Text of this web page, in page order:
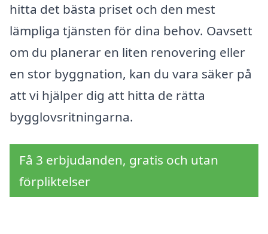
hitta det bästa priset och den mest
lämpliga tjänsten för dina behov. Oavsett
om du planerar en liten renovering eller
en stor byggnation, kan du vara säker på
att vi hjälper dig att hitta de rätta
bygglovsritningarna.
Få 3 erbjudanden, gratis och utan
förpliktelser